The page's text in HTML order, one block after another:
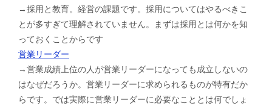
→採用と教育。経営の課題です。採用についてはやるべきこ
とが多すぎて理解されていません。まずは採用とは何かを知
っておくことからです
営業リーダー
→営業成績上位の人が営業リーダーになっても成立しないの
はなぜだろうか。営業リーダーに求められるものが特有だか
らです。では実際に営業リーダーに必要なこととは何でしょ